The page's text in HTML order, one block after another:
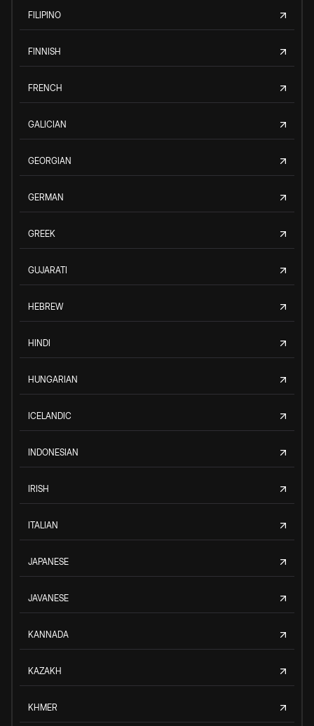
FILIPINO
FINNISH
FRENCH
GALICIAN
GEORGIAN
GERMAN
GREEK
GUJARATI
HEBREW
HINDI
HUNGARIAN
ICELANDIC
INDONESIAN
IRISH
ITALIAN
JAPANESE
JAVANESE
KANNADA
KAZAKH
KHMER